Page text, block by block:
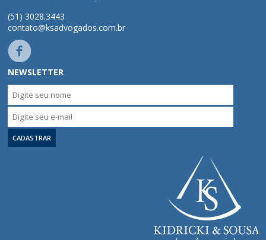
(51) 3028.3443
contato@ksadvogados.com.br
NEWSLETTER